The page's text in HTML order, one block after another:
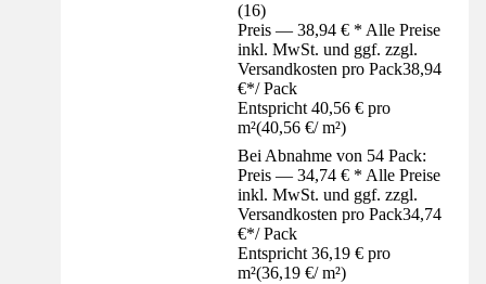
(16)
Preis — 38,94 € * Alle Preise
inkl. MwSt. und ggf. zzgl.
Versandkosten pro Pack38,94
€*/ Pack
Entspricht 40,56 € pro
m²(40,56 €/ m²)
Bei Abnahme von 54 Pack:
Preis — 34,74 € * Alle Preise
inkl. MwSt. und ggf. zzgl.
Versandkosten pro Pack34,74
€*/ Pack
Entspricht 36,19 € pro
m²(36,19 €/ m²)